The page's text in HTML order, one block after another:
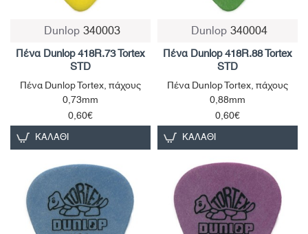
Dunlop340003
Πένα Dunlop 418R.73 Tortex
STD
Πένα Dunlop Tortex, πάχους
0,73mm
0,60€
ΚΑΛΆΘΙ
Dunlop340004
Πένα Dunlop 418R.88 Tortex
STD
Πένα Dunlop Tortex, πάχους
0,88mm
0,60€
ΚΑΛΆΘΙ